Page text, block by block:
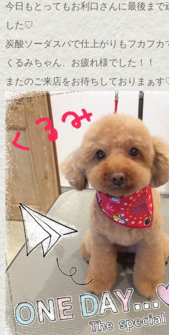
今日もとってもお利口さんに最後まで
した♡
炭酸ソーダスパで仕上がりもフカフカ
くるみちゃん、お疲れ様でした！！
またのご来店をお待ちしておりまぁ